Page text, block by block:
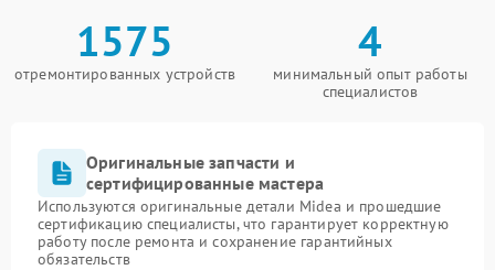
1575
отремонтированных устройств
4
минимальный опыт работы
специалистов
Оригинальные запчасти и
сертифицированные мастера
Используются оригинальные детали Midea и прошедшие
сертификацию специалисты, что гарантирует корректную
работу после ремонта и сохранение гарантийных
обязательств